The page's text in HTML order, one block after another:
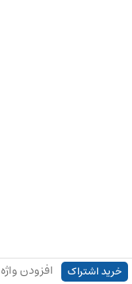
خرید اشتراک افزودن واژه